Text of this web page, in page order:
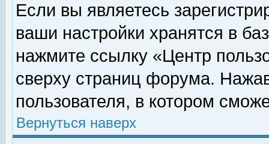
Если вы являетесь
ваши настройки хранятся в
нажмите ссылку «Центр
сверху страниц форума.
пользователя, в котором
Вернуться наверх